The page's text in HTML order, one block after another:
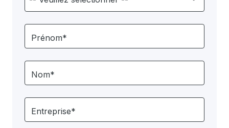
Prénom*
Nom*
Entreprise*